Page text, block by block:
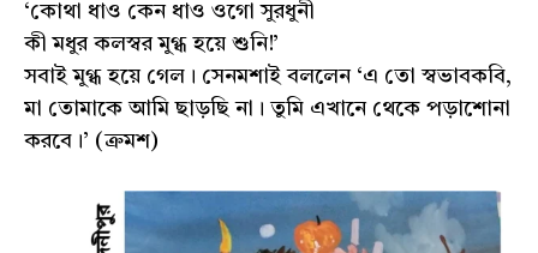
‘কোথা ধাও কেন ধাও ওগো সুরধুনী
কী মধুর কলস্বর মুগ্ধ হয়ে শুনি!’
সবাই মুগ্ধ হয়ে গেল। সেনমশাই বললেন ‘এ তো স্বভাবকবি,
মা তোমাকে আমি ছাড়ছি না। তুমি এখানে থেকে পড়াশোনা
করবে।’ (ক্রমশ)